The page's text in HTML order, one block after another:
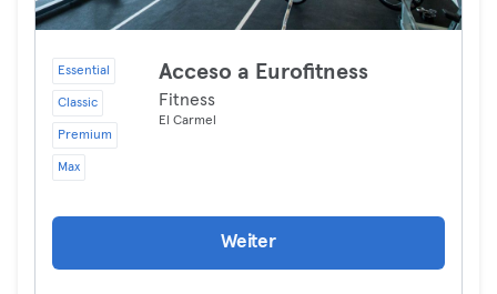
Essential
Classic
Premium
Max
Acceso a Eurofitness
Fitness
El Carmel
Weiter